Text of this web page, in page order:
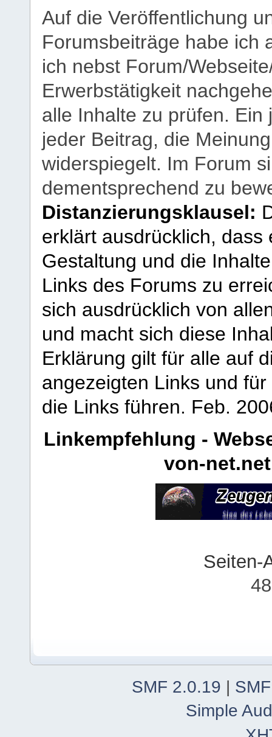
Auf die Veröffentlichung
Forumsbeiträge habe ich
ich nebst Forum/
Erwerbstätigkeit
alle Inhalte zu prüfen.
jeder Beitrag, die
widerspiegelt. Im Forum
dementsprechend zu
Distanzierungsklausel:
erklärt ausdrücklich,
Gestaltung und die
Links des Forums zu
sich ausdrücklich von
und macht sich diese
Erklärung gilt für alle auf
angezeigten Links und
die Links führen. Feb.
Linkempfehlung -
von-net.net
Seiten-
SMF 2.0.19 |
Simple